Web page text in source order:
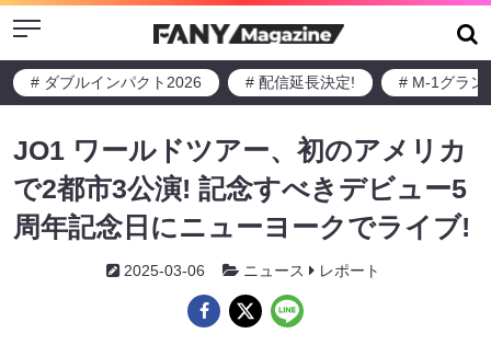
Menu
# ダブルインパクト2026 # 配信延長決定! # M-1グラン
JO1 ワールドツアー、初のアメリカ
で2都市3公演! 記念すべきデビュー5
周年記念日にニューヨークでライブ!
2025-03-06 ニュース レポート